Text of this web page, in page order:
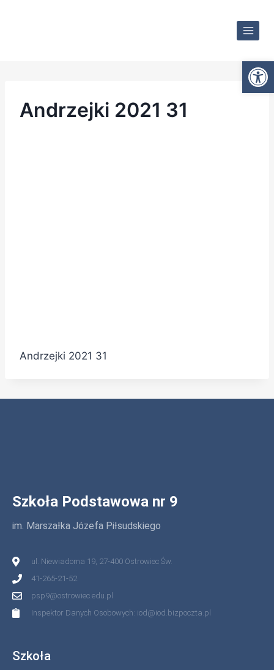
Andrzejki 2021 31
Andrzejki 2021 31
Szkoła Podstawowa nr 9
im. Marszałka Józefa Piłsudskiego
ul. Niewiadoma 19, 27-400 Ostrowiec Św.
41-265-21-52
psp9@ostrowiec.edu.pl
Inspektor Danych Osobowych: iod@iod.bizpoczta.pl
Szkoła